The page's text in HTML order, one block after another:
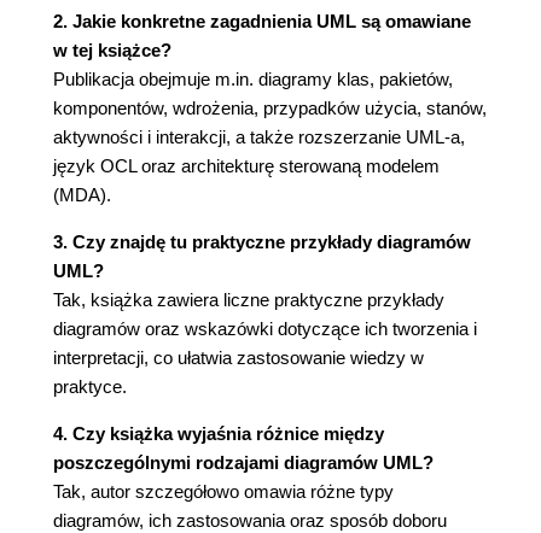
(103)
Zasięg przypadków użycia (108)
Rozdział 8. Diagramy stanów (111)
Maszyny stanowe zachowań (111)
Stany (113)
Rozszerzanie maszyny stanów (123)
Protokołowe maszyny stanów (123)
Pseudostany (125)
Przetwarzanie zdarzeń (126)
Nietypowe diagramy stanów (127)
Rozdział 9. Diagramy aktywności (129)
Aktywności i akcje (129)
Znaczniki sterowania (136)
Zaawansowane modelowanie aktywności (144)
Rozdział 10. Diagramy interakcji (155)
Co to są interakcje (155)
2. Jakie konkretne zagadnienia UML są omawiane
w tej książce?
Publikacja obejmuje m.in. diagramy klas, pakietów,
komponentów, wdrożenia, przypadków użycia, stanów,
aktywności i interakcji, a także rozszerzanie UML-a,
język OCL oraz architekturę sterowaną modelem
(MDA).
3. Czy znajdę tu praktyczne przykłady diagramów
UML?
Tak, książka zawiera liczne praktyczne przykłady
diagramów oraz wskazówki dotyczące ich tworzenia i
interpretacji, co ułatwia zastosowanie wiedzy w
praktyce.
4. Czy książka wyjaśnia różnice między
poszczególnymi rodzajami diagramów UML?
Tak, autor szczegółowo omawia różne typy
diagramów, ich zastosowania oraz sposób doboru